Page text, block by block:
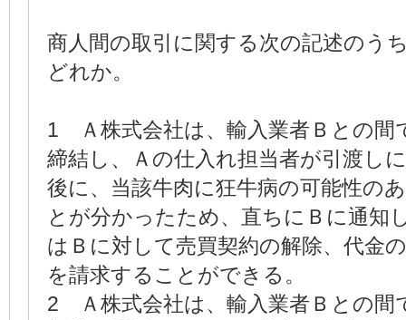
商人間の取引に関する次の記述のう
どれか。
1 Ａ株式会社は、輸入業者Ｂとの間
締結し、Ａの仕入れ担当者が引渡し
後に、当該牛肉に狂牛病の可能性の
とが分かったため、直ちにＢに通知
はＢに対して売買契約の解除、代金
を請求することができる。
2 Ａ株式会社は、輸入業者Ｂとの間